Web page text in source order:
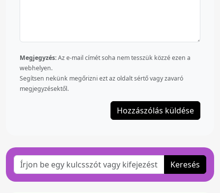
Megjegyzés:Az e-mail címét soha nem tesszük közzé ezen a
webhelyen.
Segítsen nekünk megőrizni ezt az oldalt sértő vagy zavaró
megjegyzésektől.
Keresés